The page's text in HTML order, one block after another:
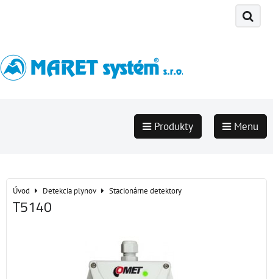
Produkty Menu
Úvod Detekcia plynov Stacionárne detektory
T5140